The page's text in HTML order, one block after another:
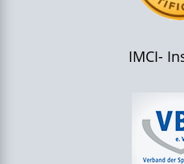
IMCI-